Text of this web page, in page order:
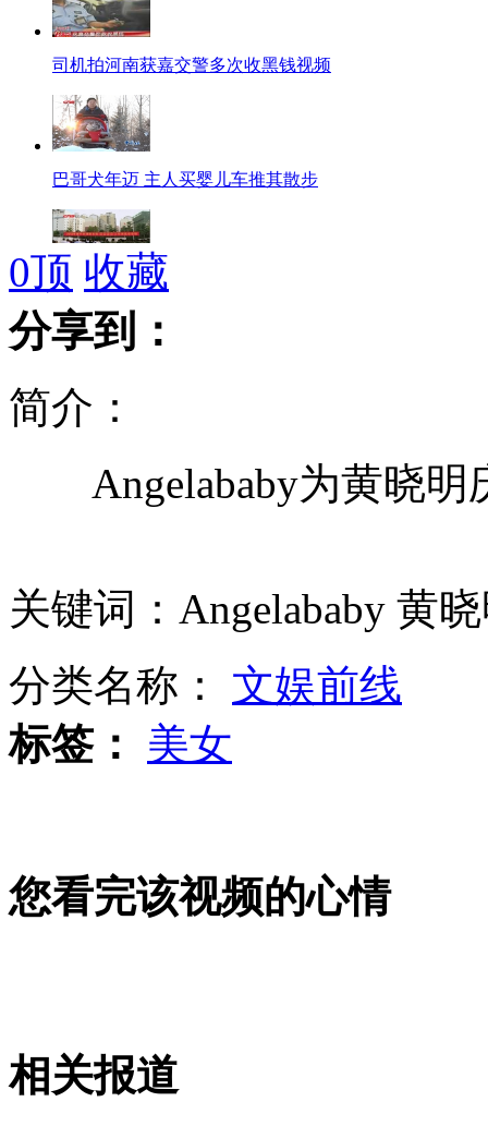
司机拍河南获嘉交警多次收黑钱视频
巴哥犬年迈 主人买婴儿车推其散步
退伍老兵求职 军营经历胜大学文凭
五旬老太2年绣6米长<清明上河图>
拍客：“逆火”超音速轰炸机
广州“房婶”坐拥24套房产
女孩北京地铁殴打老人 痛下狠手拳打脚踢
0顶 收藏
分享到：
简介：
Angelababy为黄晓明
关键词：Angelababy 黄
分类名称： 文娱前线
标签：
美女
您看完该视频的心情
相关报道